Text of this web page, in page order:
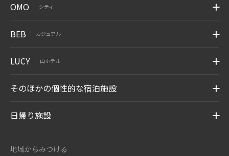
OMO シティ
BEB カジュアル
LUCY 山ホテル
そのほかの個性的な宿泊施設
日帰り施設
地域からみつける